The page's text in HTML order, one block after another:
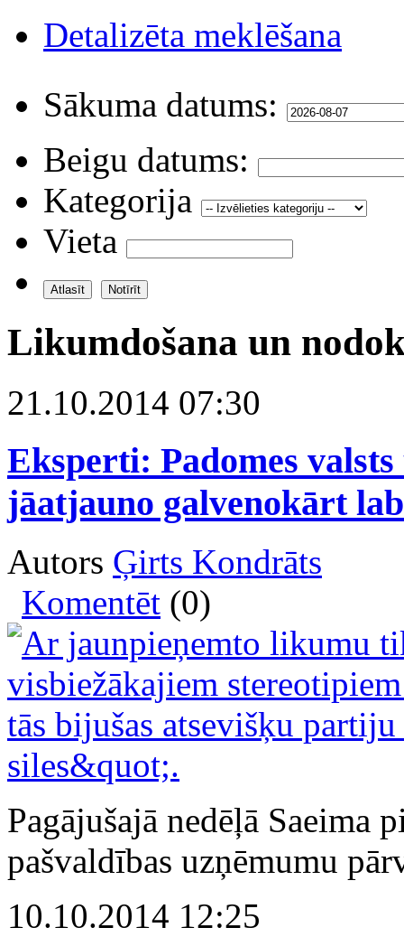
Detalizēta meklēšana
Sākuma datums:
Beigu datums:
Kategorija
Vieta
Likumdošana un
21.10.2014 07:30
Eksperti: Padomes
jāatjauno galvenokārt
Autors Ģirts Kondrāts
Komentēt (0)
Pagājušajā nedēļā Saeima
pašvaldības uzņēmumu
10.10.2014 12:25